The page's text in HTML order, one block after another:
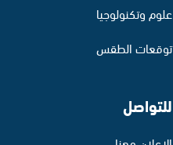
علوم وتكنولوجيا
توقعات الطقس
للتواصل